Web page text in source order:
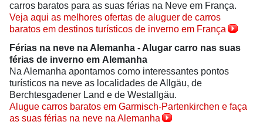
carros baratos para as suas férias na Neve em França.
Veja aqui as melhores ofertas de aluguer de carros
baratos em destinos turísticos de inverno em França
Férias na neve na Alemanha - Alugar carro nas suas
férias de inverno em Alemanha
Na Alemanha apontamos como interessantes pontos
turísticos na neve as localidades de Allgäu, de
Berchtesgadener Land e de Westallgäu.
Alugue carros baratos em Garmisch-Partenkirchen e faça
as suas férias na neve na Alemanha